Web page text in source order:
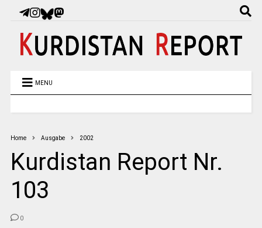
MENU
Home Ausgabe 2002
Kurdistan Report Nr.
103
0